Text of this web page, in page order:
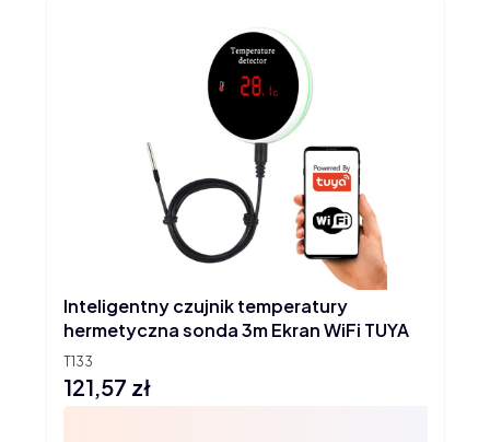
T133
Inteligentny czujnik temperatury
hermetyczna sonda 3m Ekran WiFi TUYA
Cena
121,57 zł